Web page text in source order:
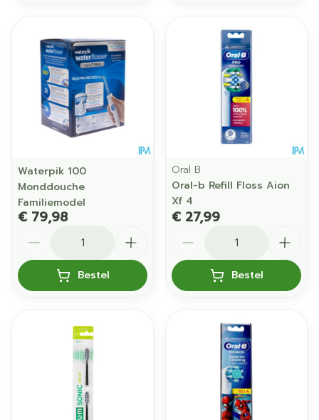
Waterpik 100
Monddouche
Familiemodel
€ 79,98
Bestel
Oral B
Oral-b Refill Floss Aion
Xf 4
€ 27,99
Bestel